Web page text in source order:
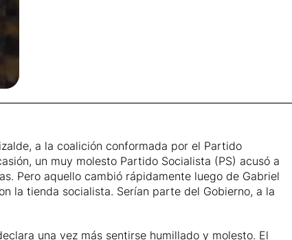
a la coalición conformada por el Partido
un muy molesto Partido Socialista (PS) acusó a
Pero aquello cambió rápidamente luego de Gabriel
la tienda socialista. Serían parte del Gobierno, a la
una vez más sentirse humillado y molesto. El